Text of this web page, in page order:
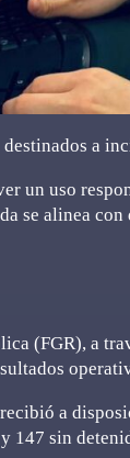
a
un uso
se alinea
(FGR), a
a
147 sin